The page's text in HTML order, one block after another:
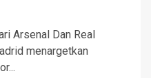
Arsenal Dan Real
menargetkan